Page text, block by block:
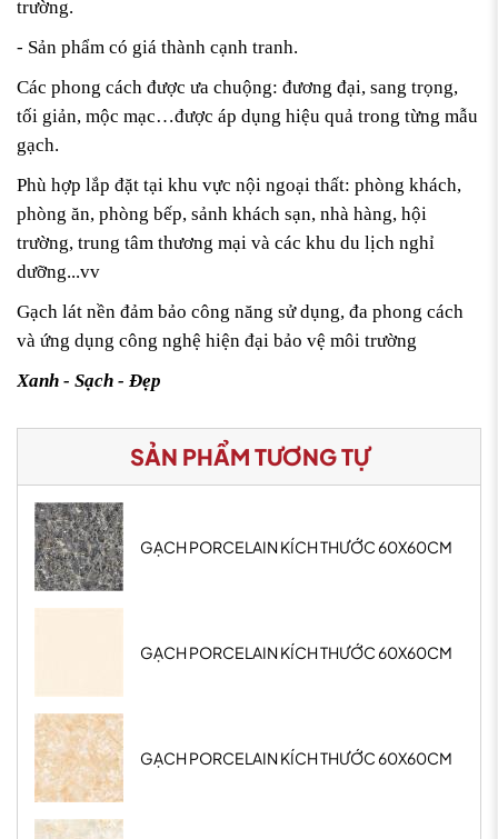
trường.
- Sản phẩm có giá thành cạnh tranh.
Các phong cách được ưa chuộng: đương đại, sang trọng,
tối giản, mộc mạc…được áp dụng hiệu quả trong từng mẫu
gạch.
Phù hợp lắp đặt tại khu vực nội ngoại thất: phòng khách,
phòng ăn, phòng bếp, sảnh khách sạn, nhà hàng, hội
trường, trung tâm thương mại và các khu du lịch nghỉ
dưỡng...vv
Gạch lát nền đảm bảo công năng sử dụng, đa phong cách
và ứng dụng công nghệ hiện đại bảo vệ môi trường
Xanh - Sạch - Đẹp
SẢN PHẨM TƯƠNG TỰ
GẠCH PORCELAIN KÍCH THƯỚC 60X60CM
GẠCH PORCELAIN KÍCH THƯỚC 60X60CM
GẠCH PORCELAIN KÍCH THƯỚC 60X60CM